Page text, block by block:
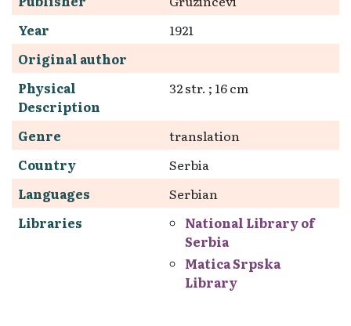
Year
1921
Original author
Physical
Description
32 str. ; 16 cm
Genre
translation
Country
Serbia
Languages
Serbian
Libraries
National Library of
Serbia
Matica Srpska
Library